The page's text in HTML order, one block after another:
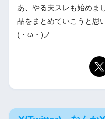
あ、やる夫スレも始めま
品をまとめていこうと思
(・ω・)ノ